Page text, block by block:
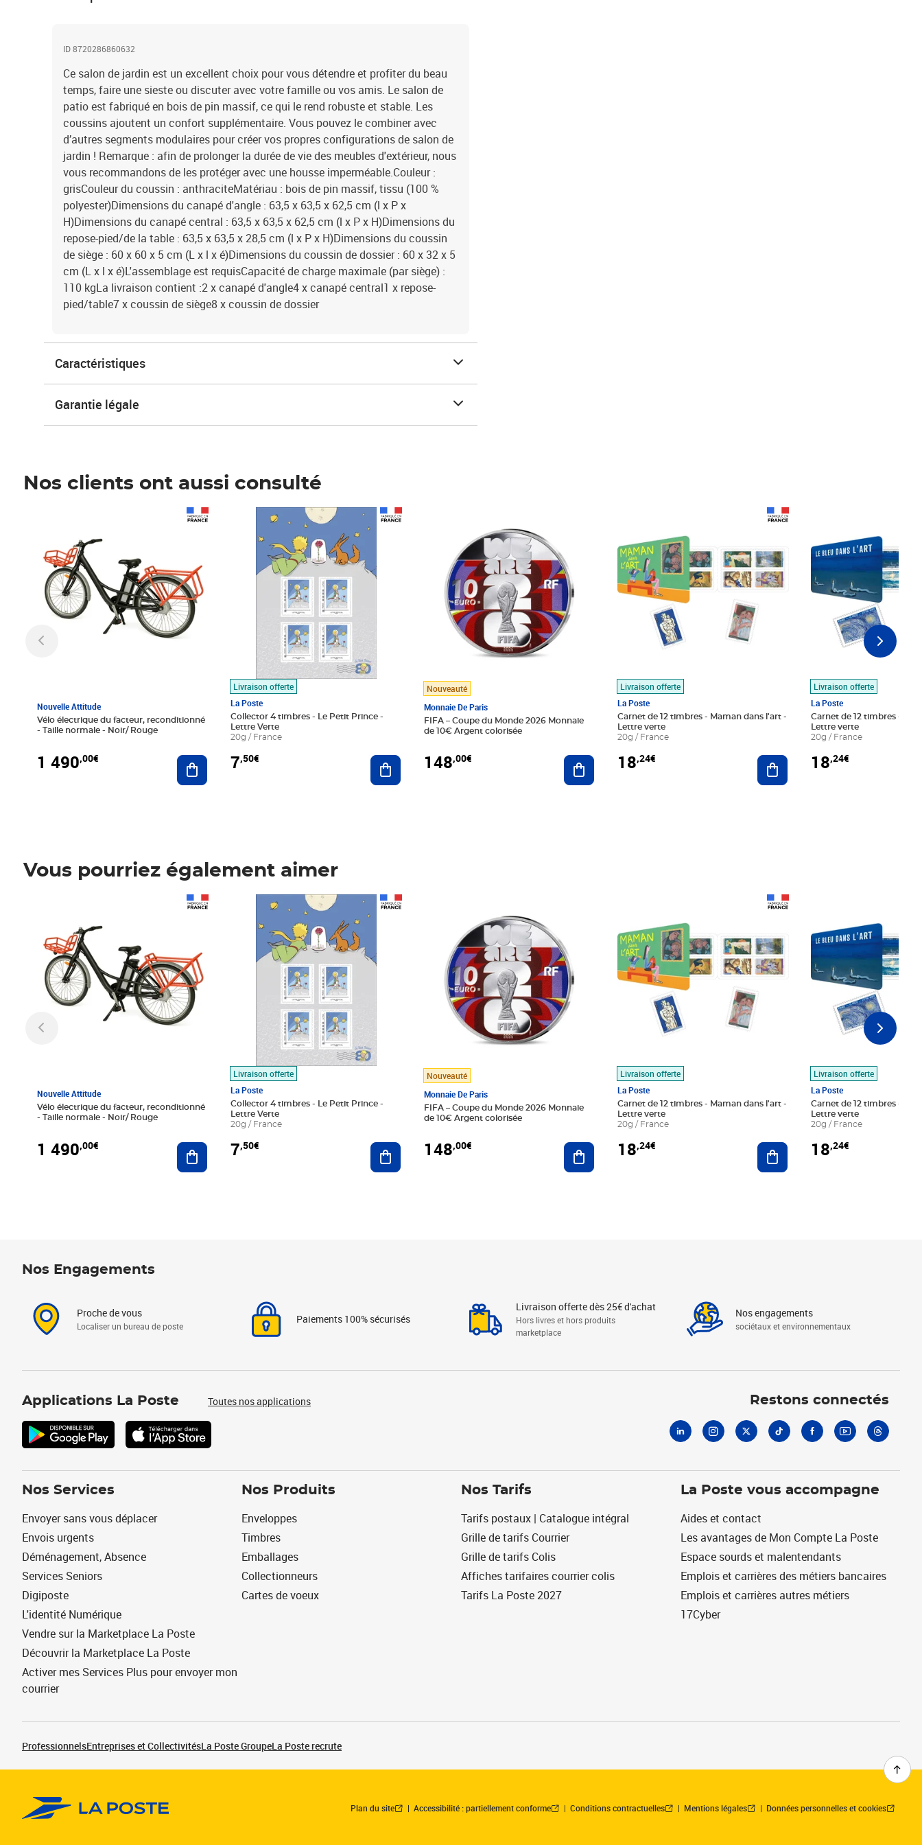
ID 8720286860632
Ce salon de jardin est un excellent choix pour vous détendre et profiter du beau
temps, faire une sieste ou discuter avec votre famille ou vos amis. Le salon de
patio est fabriqué en bois de pin massif, ce qui le rend robuste et stable. Les
coussins ajoutent un confort supplémentaire. Vous pouvez le combiner avec
d’autres segments modulaires pour créer vos propres configurations de salon de
jardin ! Remarque : afin de prolonger la durée de vie des meubles d'extérieur, nous
vous recommandons de les protéger avec une housse imperméable.Couleur :
grisCouleur du coussin : anthraciteMatériau : bois de pin massif, tissu (100 %
polyester)Dimensions du canapé d'angle : 63,5 x 63,5 x 62,5 cm (l x P x
H)Dimensions du canapé central : 63,5 x 63,5 x 62,5 cm (l x P x H)Dimensions du
repose-pied/de la table : 63,5 x 63,5 x 28,5 cm (l x P x H)Dimensions du coussin
de siège : 60 x 60 x 5 cm (L x l x é)Dimensions du coussin de dossier : 60 x 32 x 5
cm (L x l x é)L'assemblage est requisCapacité de charge maximale (par siège) :
110 kgLa livraison contient :2 x canapé d'angle4 x canapé central1 x repose-
pied/table7 x coussin de siège8 x coussin de dossier
Caractéristiques
Garantie légale
Nos clients ont aussi consulté
Nouvelle Attitude
Vélo électrique du facteur, reconditionné
- Taille normale - Noir/ Rouge
1 490,00€ Ajouter au panier
Livraison offerte
La Poste
Collector 4 timbres - Le Petit Prince -
Lettre Verte
20g / France
7,50€
Prix 7,50€
Ajouter au panier
Nouveauté
Monnaie De Paris
FIFA – Coupe du Monde 2026 Monnaie
de 10€ Argent colorisée
148,00€ Ajouter au panier
Livraison offerte
La Poste
Carnet de 12 timbres - Maman dans l'art -
Lettre verte
20g / France
18,24€ Ajouter au panier
Livraison offerte
La Poste
Carnet de 12 timbres - Le
Lettre verte
20g / France
18,24€
Vous pourriez également aimer
Nouvelle Attitude
Vélo électrique du facteur, reconditionné
- Taille normale - Noir/ Rouge
1 490,00€ Ajouter au panier
Livraison offerte
La Poste
Collector 4 timbres - Le Petit Prince -
Lettre Verte
20g / France
7,50€
Prix 7,50€
Ajouter au panier
Nouveauté
Monnaie De Paris
FIFA – Coupe du Monde 2026 Monnaie
de 10€ Argent colorisée
148,00€ Ajouter au panier
Livraison offerte
La Poste
Carnet de 12 timbres - Maman dans l'art -
Lettre verte
20g / France
18,24€ Ajouter au panier
Livraison offerte
La Poste
Carnet de 12 timbres - Le
Lettre verte
20g / France
18,24€
Nos Engagements
Proche de vous
Localiser un bureau de poste
Paiements 100% sécurisés
Livraison offerte dès 25€ d'achat
Hors livres et hors produits
marketplace
Nos engagements
sociétaux et environnementaux
Applications La Poste Toutes nos applications Restons connectés
Nos Services
Envoyer sans vous déplacer
Envois urgents
Déménagement, Absence
Services Seniors
Digiposte
L'identité Numérique
Vendre sur la Marketplace La Poste
Découvrir la Marketplace La Poste
Activer mes Services Plus pour envoyer mon
courrier
Nos Produits
Enveloppes
Timbres
Emballages
Collectionneurs
Cartes de voeux
Nos Tarifs
Tarifs postaux | Catalogue intégral
Grille de tarifs Courrier
Grille de tarifs Colis
Affiches tarifaires courrier colis
Tarifs La Poste 2027
La Poste vous accompagne
Aides et contact
Les avantages de Mon Compte La Poste
Espace sourds et malentendants
Emplois et carrières des métiers bancaires
Emplois et carrières autres métiers
17Cyber
ProfessionnelsEntreprises et CollectivitésLa Poste GroupeLa Poste recrute
Plan du site Accessibilité : partiellement conforme Conditions contractuelles Mentions légales Données personnelles et cookies